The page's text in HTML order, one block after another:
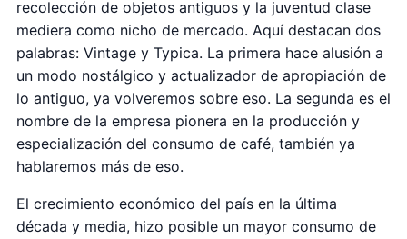
recolección de objetos antiguos y la juventud clase
mediera como nicho de mercado. Aquí destacan dos
palabras: Vintage y Typica. La primera hace alusión a
un modo nostálgico y actualizador de apropiación de
lo antiguo, ya volveremos sobre eso. La segunda es el
nombre de la empresa pionera en la producción y
especialización del consumo de café, también ya
hablaremos más de eso.
El crecimiento económico del país en la última
década y media, hizo posible un mayor consumo de